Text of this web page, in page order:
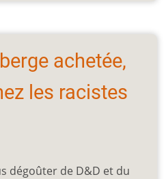
achetée,
les racistes
dégoûter de D&D et du